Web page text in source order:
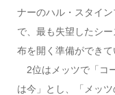
ナーのハル・スタイ
で、最も失望したシ
布を開く準備ができて
2位はメッツで「コ
は今」とし、「メッ